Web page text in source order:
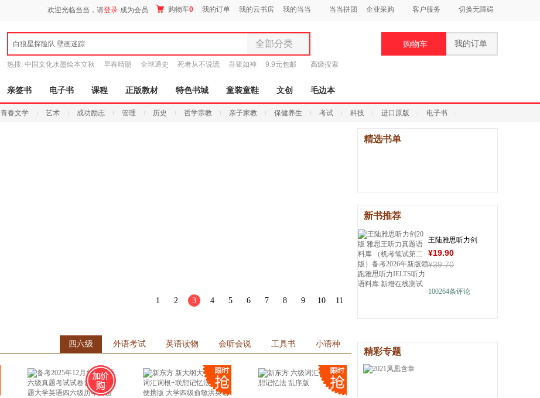
欢迎光临当当，请登录 成为会员 购物车0 我的订单 我的云书房 我的当当 当当拼团 企业采购 客户服务 切换无障碍
白狼星探险队 壁画迷踪 全部分类
全部分类
图书
电子书
音像
运动户外
手机通讯
电脑办公
大家电
热搜: 中国文化水墨绘本立秋 早春晴朗 全球通史 死者从不说谎 吾辈如神 9.9元包邮 高级搜索
购物车 我的订单
亲签书 电子书 课程 正版教材 特色书城 童装童鞋 文创 毛边本
青春文学 艺术 成功励志 管理 历史 哲学宗教 亲子家教 保健养生 考试 科技 进口原版 电子书
1 2 3 4 5 6 7 8 9 10 11
四六级 外语考试 英语读物 会听会说 工具书 小语种
精选书单
新书推荐
100264条评论
王陆雅思听力剑
20版 雅思王听力
真题语料库
¥19.90
¥39.70
精彩专题